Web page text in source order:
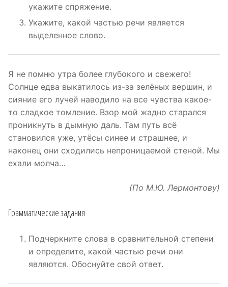
укажите спряжение.
Укажите, какой частью речи является
выделенное слово.
Я не помню утра более глубокого и свежего!
Солнце едва выкатилось из-за зелёных вершин, и
сияние его лучей наводило на все чувства какое-
то сладкое томление. Взор мой жадно старался
проникнуть в дымную даль. Там путь всё
становился уже, утёсы синее и страшнее, и
наконец они сходились непроницаемой стеной. Мы
ехали молча…
(По М.Ю. Лермонтову)
Грамматические задания
Подчеркните слова в сравнительной степени
и определите, какой частью речи они
являются. Обоснуйте свой ответ.